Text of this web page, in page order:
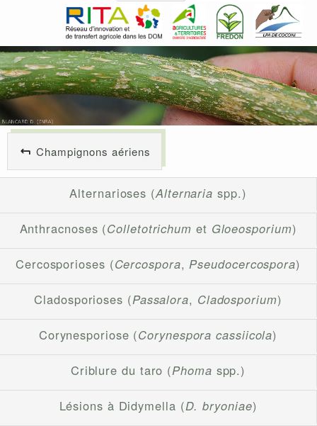
Champignons aériens
Alternarioses (Alternaria spp.)
Anthracnoses (Colletotrichum et Gloeosporium)
Cercosporioses (Cercospora,Pseudocercospora)
Cladosporioses (Passalora, Cladosporium)
Corynesporiose (Corynespora cassiicola)
Criblure du taro (Phoma spp.)
Lésions à Didymella (D. bryoniae)